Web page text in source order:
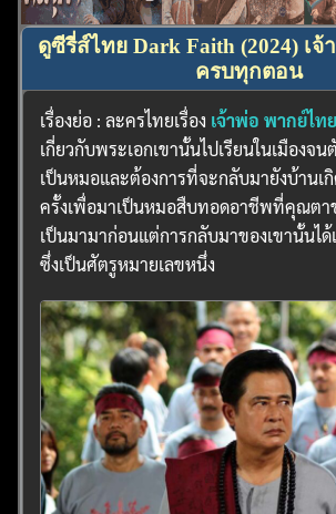
ดูซีรี่ส์ไทย Dark Faith (2024) เ
ครบทุกตอน
เรื่องย่อ : ละครไทยเรื่อง เจ้าพ่อ พากย์ไทย
เกี่ยวกับพระเอกเขานั้นไปเรียนในเมืองจ
เป็นหมอและต้องการที่จะกลับมายังบ้านเกิ
ครั้งเพื่อมาเป็นหมอสืบทอดอาชีพที่คุณตา
เป็นมามาก่อนแต่การกลับมาของเขานั้นไ
ซึ่งเป็นศัตรูหมายเลขหนึ่ง